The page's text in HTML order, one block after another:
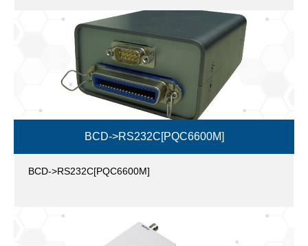
BCD->RS232C[PQC6600M]
BCD->RS232C[PQC6600M]